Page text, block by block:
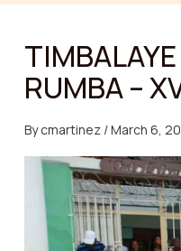
RUMBA –
Bycmartinez /March 6,